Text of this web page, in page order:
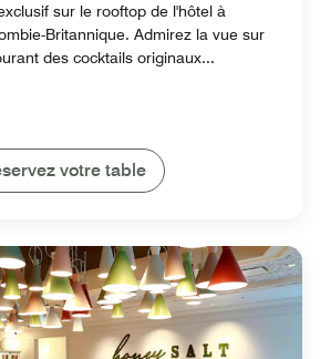
sur le rooftop de l'hôtel à
Britannique. Admirez la vue sur
des cocktails originaux...
votre table